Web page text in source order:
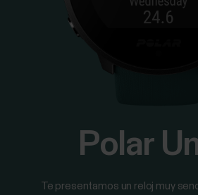
Polar
Te presentamos un reloj muy